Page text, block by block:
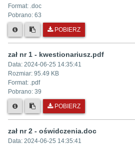
Format: .doc
Pobrano: 63
POBIERZ
zał nr 1 - kwestionariusz.pdf
Data: 2024-06-25 14:35:41
Rozmiar: 95.49 KB
Format: .pdf
Pobrano: 39
POBIERZ
zał nr 2 - oświdczenia.doc
Data: 2024-06-25 14:35:41